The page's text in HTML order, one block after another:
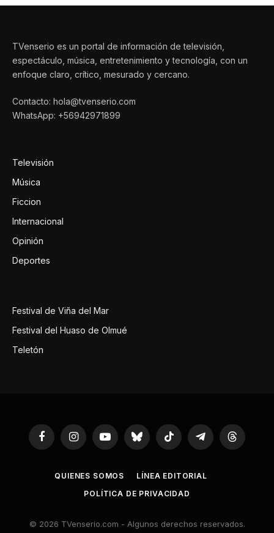
TVenserio es un portal de información de televisión,
espectáculo, música, entretenimiento y tecnología, con un
enfoque claro, crítico, mesurado y cercano.
Contacto: hola@tvenserio.com
WhatsApp: +56942971899
Televisión
Música
Ficcion
Internacional
Opinión
Deportes
Festival de Viña del Mar
Festival del Huaso de Olmué
Teletón
FacebookInstagramYouTubeBluesky TikTok TelegramThreads
QUIENES SOMOS
LÍNEA EDITORIAL
POLÍTICA DE PRIVACIDAD
© 2026 TVenserio.com - Algunos derechos reservados.